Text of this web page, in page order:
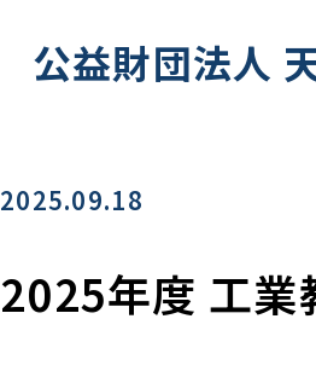
公益財団法人
2025.09.18
2025年度 工業